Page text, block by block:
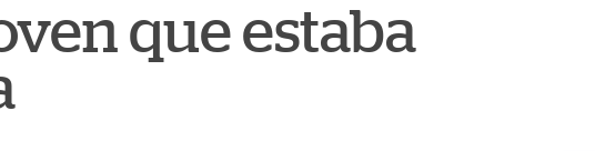
que estaba